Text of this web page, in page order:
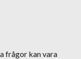
frågor kan vara